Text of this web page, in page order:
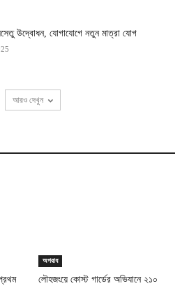
উদ্বোধন, যোগাযোগে নতুন মাত্রা যোগ
আরও দেখুন
অপরাধ
লৌহজংয়ে কোস্ট গার্ডের অভিযানে ২১০